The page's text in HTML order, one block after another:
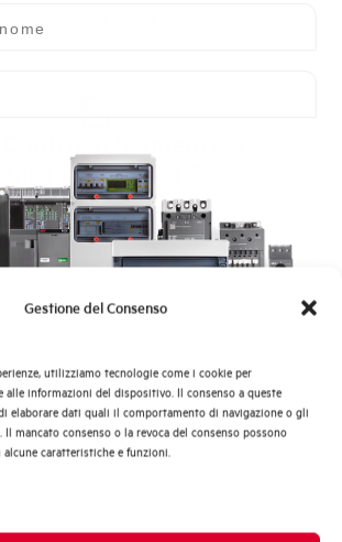
Gestione del Consenso
utilizziamo tecnologie come i cookie per
alle informazioni del dispositivo. Il consenso a queste
elaborare dati quali il comportamento di navigazione o gli
mancato consenso o la revoca del consenso possono
caratteristiche e funzioni.
Fase E1PF
Scambio Precedenza
DOWNLOAD
ti interessano di più?
di Energia
Industriale